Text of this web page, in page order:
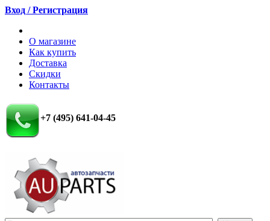
Вход / Регистрация
О магазине
Как купить
Доставка
Скидки
Контакты
+7 (495) 641-04-45